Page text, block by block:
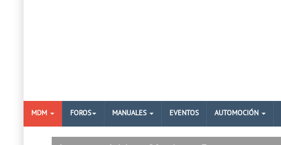
MDM FOROS MANUALES EVENTOS AUTOMOCIÓN